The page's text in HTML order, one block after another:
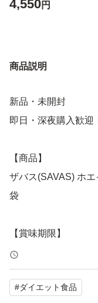
4,550円
商品説明
新品・未開封
即日・深夜購入歓迎
【商品】
ザバス(SAVAS) ホ
袋
【賞味期限】
２０２８年１月
■発送方法
#ダイエット食品